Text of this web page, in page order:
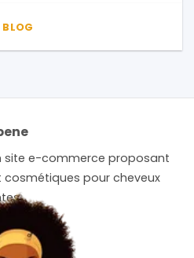
BLOG
site e-commerce proposant
pour cheveux